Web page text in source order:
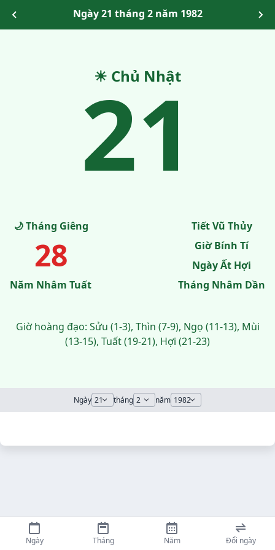
Ngày 21 tháng 2 năm 1982
☀ Chủ Nhật
21
🌙 Tháng Giêng
28
Năm Nhâm Tuất
Tiết Vũ Thủy
Giờ Bính Tí
Ngày Ất Hợi
Tháng Nhâm Dần
Giờ hoàng đạo: Sửu (1-3), Thìn (7-9), Ngọ (11-13), Mùi
(13-15), Tuất (19-21), Hợi (21-23)
Ngày tháng năm
Ngày Tháng Năm Đổi ngày